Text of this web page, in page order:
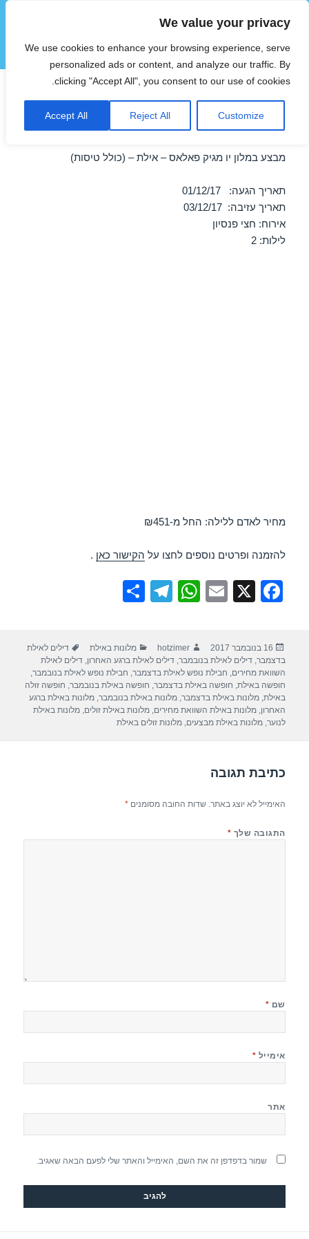
We value your privacy
We use cookies to enhance your browsing experience, serve
personalized ads or content, and analyze our traffic. By
clicking "Accept All", you consent to our use of cookies.
Customize
Reject All
Accept All
הוטצימר
תפריטים
ווידג'טים
חופשה במלון יו מגיק פאלאס –
אילת 01/12/2017
מבצע במלון יו מגיק פאלאס – אילת – (כולל טיסות)
תאריך הגעה: 01/12/17
תאריך עזיבה: 03/12/17
אירוח: חצי פנסיון
לילות: 2
מחיר לאדם ללילה: החל מ-₪451
להזמנה ופרטים נוספים לחצו על הקישור כאן .
F
e
b
o
o
X
E
W
s
A
p
p
T
gr
a
m
e
פורסם
בתאריך
16 בנובמבר 2017 מחבר
hotzimer קטגוריות
מלונות באילת תגיות
דילים לאילת
בדצמבר,דילים לאילת בנובמבר,דילים לאילת ברגע האחרון,דילים לאילת
השוואת מחירים, חבילת נופש לאילת בדצמבר, חבילת נופש לאילת בנובמבר,
חופשה באילת, חופשה באילת בדצמבר, חופשה באילת בנובמבר, חופשה זולה
באילת,מלונות באילת בדצמבר,מלונות באילת בנובמבר,מלונות באילת ברגע
האחרון,מלונות באילת השוואת מחירים,מלונות באילת זולים,מלונות באילת
לנוער,מלונות באילת מבצעים,מלונות זולים באילת
כתיבת תגובה
האימייל לא יוצג באתר. שדות החובה מסומנים*
התגובה שלך *
שם *
אימייל *
אתר
שמור בדפדפן זה את השם, האימייל והאתר שלי לפעם הבאה שאגיב.